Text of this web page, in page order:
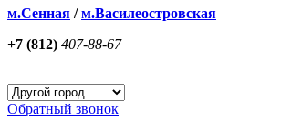
м.Сенная /м.Василеостровская
+7 (812) 407-88-67
Обратный звонок